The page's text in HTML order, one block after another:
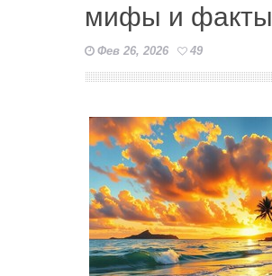
мифы и факты
Фев 26, 2026 49